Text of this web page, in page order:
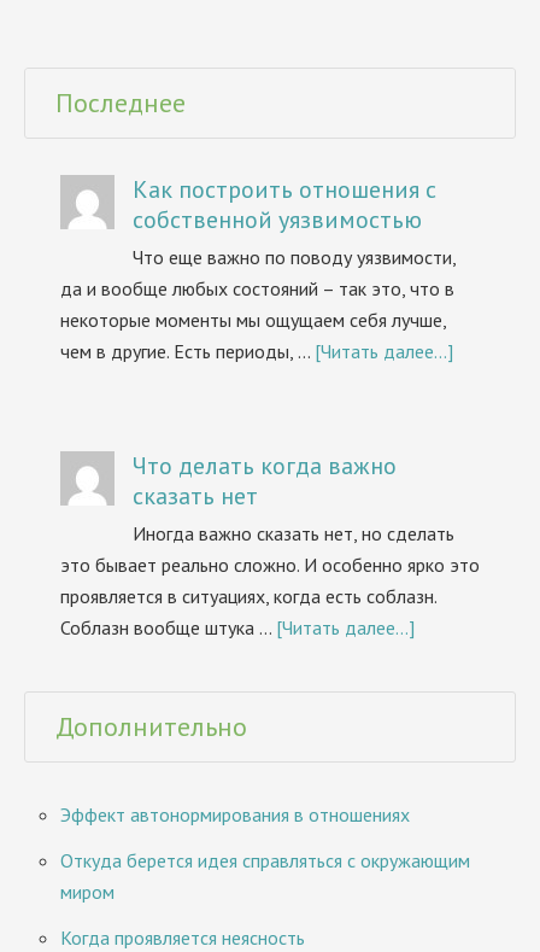
Последнее
Как построить отношения с
собственной уязвимостью
Что еще важно по поводу уязвимости,
да и вообще любых состояний – так это, что в
некоторые моменты мы ощущаем себя лучше,
чем в другие. Есть периоды, … [Читать далее...]
Что делать когда важно
сказать нет
Иногда важно сказать нет, но сделать
это бывает реально сложно. И особенно ярко это
проявляется в ситуациях, когда есть соблазн.
Соблазн вообще штука … [Читать далее...]
Дополнительно
Эффект автонормирования в отношениях
Откуда берется идея справляться с окружающим
миром
Когда проявляется неясность